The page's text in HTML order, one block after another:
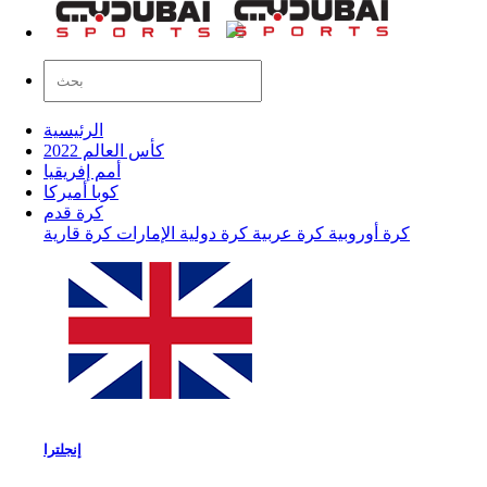
الرئيسية
كأس العالم 2022
أمم إفريقيا
كوبا أميركا
كرة قدم
كرة أوروبية كرة عربية كرة دولية الإمارات كرة قارية
إنجلترا